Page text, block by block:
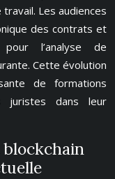
Les audiences
des contrats et
pour l’analyse de
Cette évolution
de formations
juristes dans leur